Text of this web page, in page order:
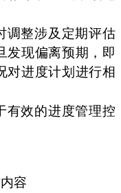
调整涉及定期评估
发现偏离预期，即
对进度计划进行相
有效的进度管理控
容